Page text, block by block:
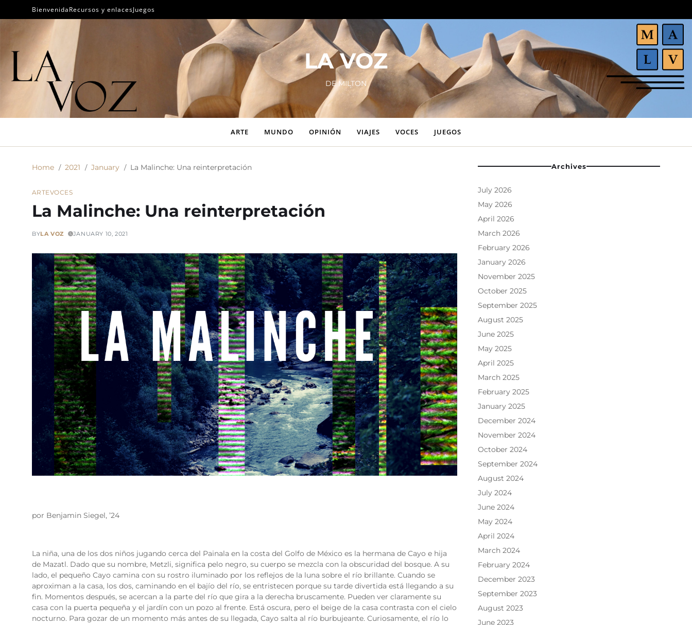
BienvenidaRecursos y enlacesJuegos
LA VOZ
DE MILTON
ARTE MUNDO OPINIÓN VIAJES VOCES JUEGOS
Home 2021 January La Malinche: Una reinterpretación
ARTEVOCES
La Malinche: Una reinterpretación
BYLA VOZ JANUARY 10, 2021
por Benjamin Siegel, ’24
La niña, una de los dos niños jugando cerca del Painala en la costa del Golfo de México es la hermana de Cayo e hija
de Mazatl. Dado que su nombre, Metzli, significa pelo negro, su cuerpo se mezcla con la obscuridad del bosque. A su
lado, el pequeño Cayo camina con su rostro iluminado por los reflejos de la luna sobre el río brillante. Cuando se
aproximan a la casa, los dos, caminando en el bajío del río, se entristecen porque su tarde divertida está llegando a su
fin. Momentos después, se acercan a la parte del río que gira a la derecha bruscamente. Pueden ver claramente su
casa con la puerta pequeña y el jardín con un pozo al frente. Está oscura, pero el beige de la casa contrasta con el cielo
nocturno. Para gozar de un momento más antes de su llegada, Cayo salta al río burbujeante. Curiosamente, el río lo
Archives
July 2026
May 2026
April 2026
March 2026
February 2026
January 2026
November 2025
October 2025
September 2025
August 2025
June 2025
May 2025
April 2025
March 2025
February 2025
January 2025
December 2024
November 2024
October 2024
September 2024
August 2024
July 2024
June 2024
May 2024
April 2024
March 2024
February 2024
December 2023
September 2023
August 2023
June 2023